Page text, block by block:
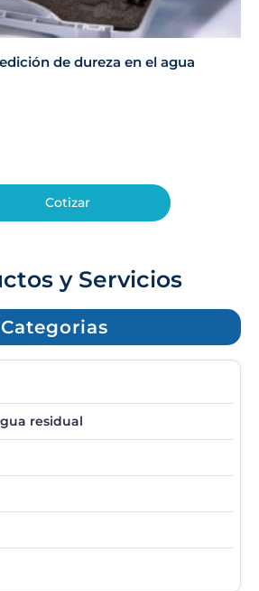
de dureza en el agua
Cotizar
y Servicios
Categorias
residual